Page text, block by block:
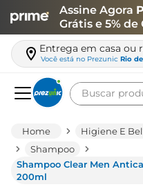
Assine Agora
Grátis e 5%
Entrega em casa ou
Você está no Prezunic Rio
Buscar
Higiene E
Shampoo
Shampoo Clear Men
200ml
leite